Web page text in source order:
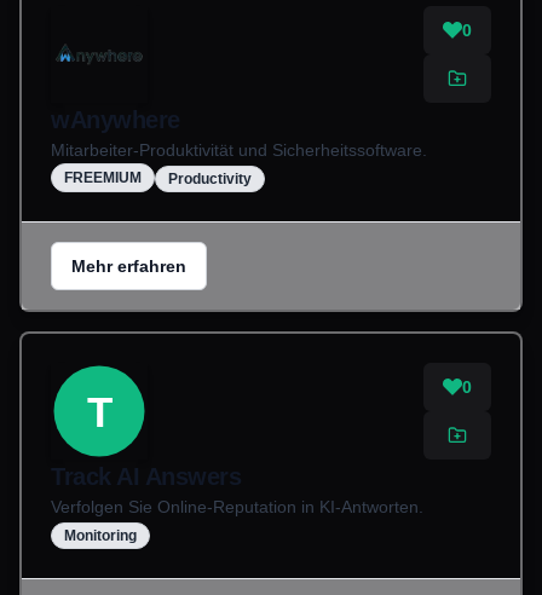
0
wAnywhere
Mitarbeiter-Produktivität und Sicherheitssoftware.
FREEMIUM Productivity
Mehr erfahren
T
0
Track AI Answers
Verfolgen Sie Online-Reputation in KI-Antworten.
Monitoring